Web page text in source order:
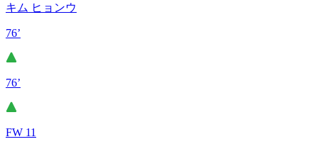
キム ヒョンウ
76’
76’
FW 11